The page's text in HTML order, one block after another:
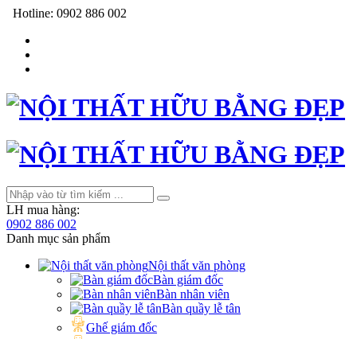
Hotline: 0902 886 002
LH mua hàng:
0902 886 002
Danh mục sản phẩm
Nội thất văn phòng
Bàn giám đốc
Bàn nhân viên
Bàn quầy lễ tân
Ghế giám đốc